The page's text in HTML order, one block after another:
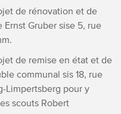
de rénovation et de
Gruber sise 5, rue
de remise en état et de
communal sis 18, rue
Limpertsberg pour y
scouts Robert